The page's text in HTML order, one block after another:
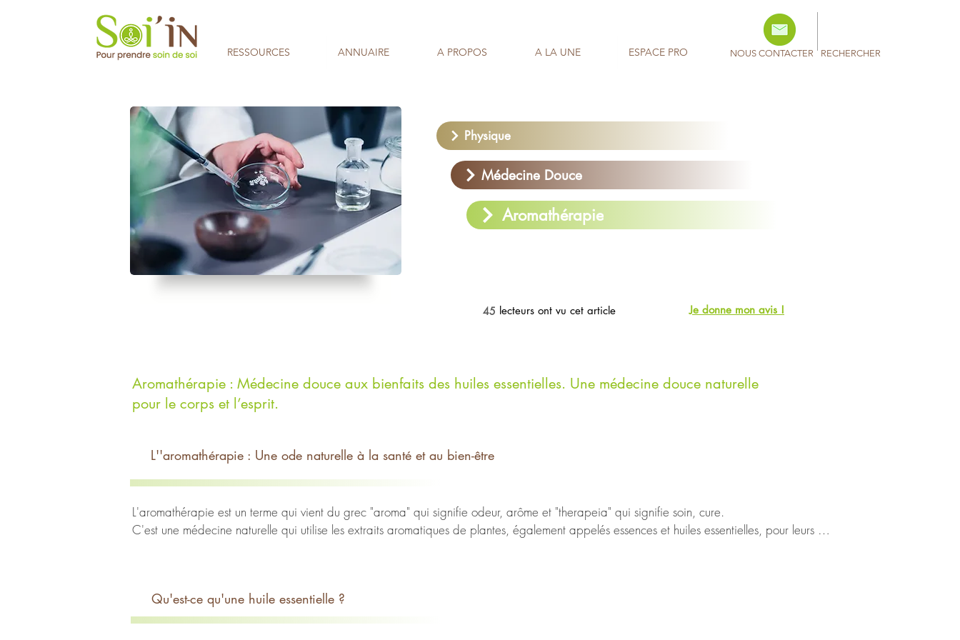
RESSOURCES ANNUAIRE A PROPOS A LA UNE ESPACE PRO NOUS CONTACTER RECHERCHER
Physique
Médecine Douce
Aromathérapie
45 lecteurs ont vu cet article Je donne mon avis !
Aromathérapie : Médecine douce aux bienfaits des huiles essentielles. Une médecine douce naturelle
pour le corps et l’esprit.
L''aromathérapie : Une ode naturelle à la santé et au bien-être
L'aromathérapie est un terme qui vient du grec "aroma" qui signifie odeur, arôme et "therapeia" qui signifie soin, cure.
C'est une médecine naturelle qui utilise les extraits aromatiques de plantes, également appelés essences et huiles essentielles, pour leurs
lavande. Il fut immédiatement soulagé!
Qu'est-ce qu'une huile essentielle ?